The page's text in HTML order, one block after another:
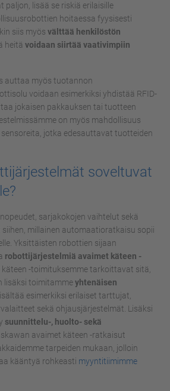
paljon, lisää se riskiä erilaisille
hoitaessa fyysisesti
siis myös välttää henkilöstön
heitä voidaan siirtää vaativimpiin
auttaa myös tuotannon
voidaan esimerkiksi yhdistää RFID-
jokaisen pakkauksen tai tuotteen
on myös mahdollisuus
jotka edesauttavat tuotteiden
soveltuvat
sarjakokojen vaihtelut sekä
millainen automaatioratkaisu sopii
Yksittäisten robottien sijaan
robottijärjestelmiä avaimet käteen -
käteen -toimituksemme tarkoittavat sitä,
lisäksi toimitammeyhtenäisen
esimerkiksi erilaiset tarttujat,
sekä ohjausjärjestelmät. Lisäksi
suunnittelu-, huolto- sekä
avaimet käteen -ratkaisut
tarpeiden mukaan, jolloin
kääntyä rohkeasti myyntitiimimme